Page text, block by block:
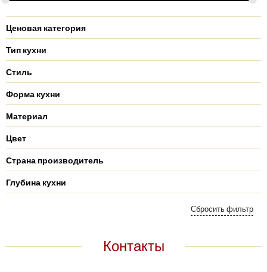
Ценовая категория
Тип кухни
Стиль
Форма кухни
Материал
Цвет
Страна производитель
Глубина кухни
Контакты